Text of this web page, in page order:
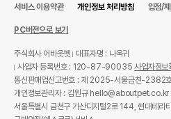
전화번호
유통기한
이후인 상품
단, 상품명에
유통기한을
서비스 이용약관 개인정보 처리방침 입점/
PC버전으로 보기
주식회사 어바웃펫
대표자명 : 나옥귀
사업자 등록번호 : 120-87-90035사업자정보
통신판매업신고번호 : 제 2025-서울금천-2382
개인정보관리자 : 김원규 hello@aboutpet.co.kr
서울특별시 금천구 가산디지털2로 144, 현대테